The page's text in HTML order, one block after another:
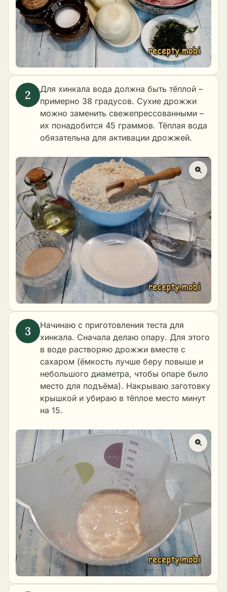
Для хинкала вода должна быть тёплой –
примерно 38 градусов. Сухие дрожжи
можно заменить свежепрессованными –
их понадобится 45 граммов. Тёплая вода
обязательна для активации дрожжей.
Начинаю с приготовления теста для
хинкала. Сначала делаю опару. Для этого
в воде растворяю дрожжи вместе с
сахаром (ёмкость лучше беру повыше и
небольшого диаметра, чтобы опаре было
место для подъёма). Накрываю заготовку
крышкой и убираю в тёплое место минут
на 15.